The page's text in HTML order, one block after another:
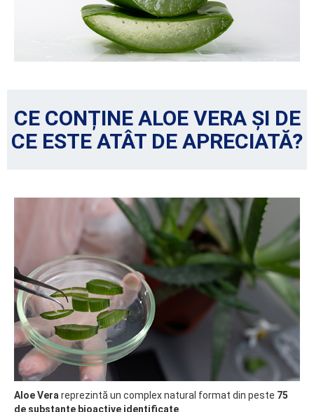
CE CONȚINE ALOE VERA ȘI DE
CE ESTE ATÂT DE APRECIATĂ?
Aloe Vera reprezintă un complex natural format din peste 75
de substanțe bioactive identificate